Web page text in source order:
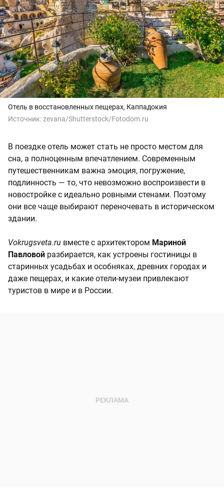
Отель в восстановленных пещерах, Каппадокия
Источник:zevana/Shutterstock/Fotodom.ru
В поездке отель может стать не просто местом для
сна, а полноценным впечатлением. Современным
путешественникам важна эмоция, погружение,
подлинность — то, что невозможно воспроизвести в
новостройке с идеально ровными стенами. Поэтому
они все чаще выбирают переночевать в историческом
здании.
Vokrugsveta.ru вместе с архитектором Мариной
Павловой разбирается, как устроены гостиницы в
старинных усадьбах и особняках, древних городах и
даже пещерах, и какие отели-музеи привлекают
туристов в мире и в России.